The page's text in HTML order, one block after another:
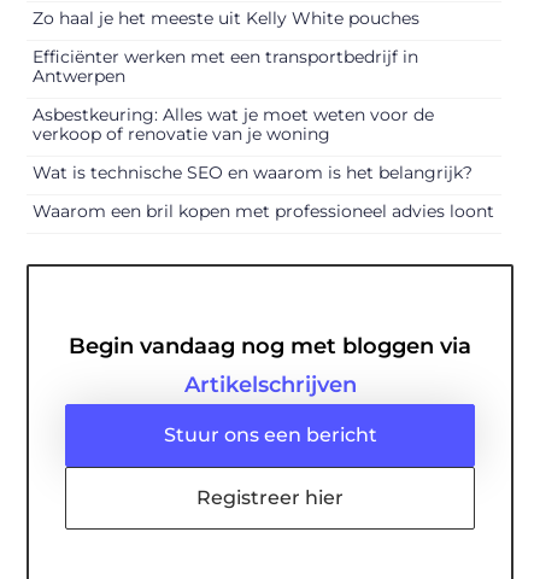
Zo haal je het meeste uit Kelly White pouches
Efficiënter werken met een transportbedrijf in
Antwerpen
Asbestkeuring: Alles wat je moet weten voor de
verkoop of renovatie van je woning
Wat is technische SEO en waarom is het belangrijk?
Waarom een bril kopen met professioneel advies loont
Begin vandaag nog met bloggen via
Artikelschrijven
Stuur ons een bericht
Registreer hier